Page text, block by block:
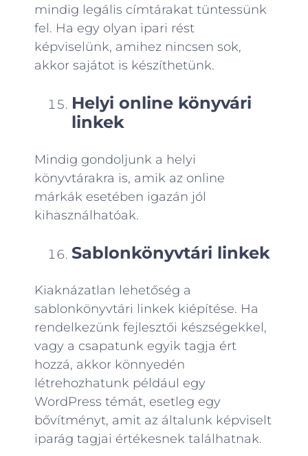
mindig legális címtárakat tüntessünk
fel. Ha egy olyan ipari rést
képviselünk, amihez nincsen sok,
akkor sajátot is készíthetünk.
Helyi online könyvári
linkek
Mindig gondoljunk a helyi
könyvtárakra is, amik az online
márkák esetében igazán jól
kihasználhatóak.
Sablonkönyvtári linkek
Kiaknázatlan lehetőség a
sablonkönyvtári linkek kiépítése. Ha
rendelkezünk fejlesztői készségekkel,
vagy a csapatunk egyik tagja ért
hozzá, akkor könnyedén
létrehozhatunk például egy
WordPress témát, esetleg egy
bővítményt, amit az általunk képviselt
iparág tagjai értékesnek találhatnak.